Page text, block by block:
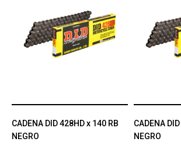
CADENA DID 428HD x 140 RB
NEGRO
CADENA
NEGRO